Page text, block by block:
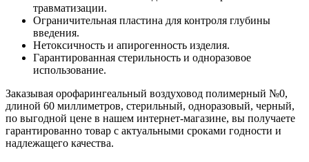
травматизации.
Ограничительная пластина для контроля глубины
введения.
Нетоксичность и апирогенность изделия.
Гарантированная стерильность и одноразовое
использование.
Заказывая орофарингеальный воздуховод полимерный №0,
длиной 60 миллиметров, стерильный, одноразовый, черный,
по выгодной цене в нашем интернет-магазине, вы получаете
гарантированно товар с актуальными сроками годности и
надлежащего качества.